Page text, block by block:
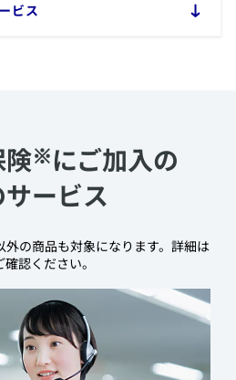
ビス
※にご加入の
ービス
外の商品も対象になります。詳細は
認ください。